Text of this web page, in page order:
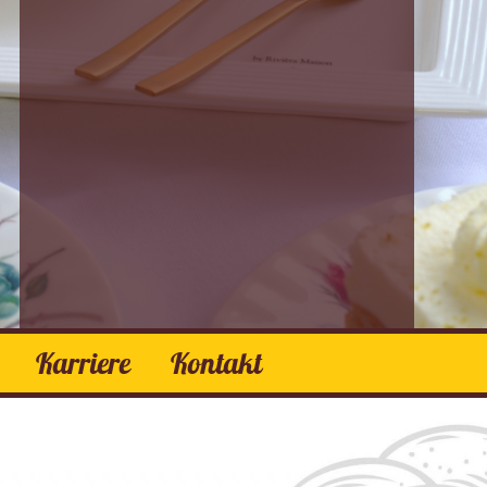
einen Lebensraum zu bieten.
MEHR ERFAHREN...
Karriere Kontakt